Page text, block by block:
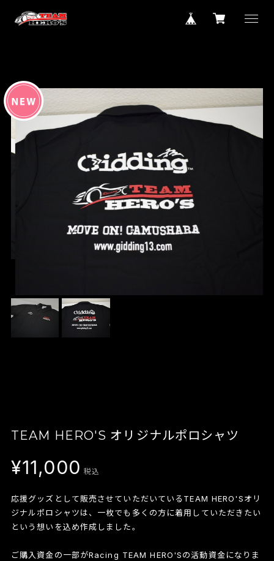
TEAM HERO'S オリジナルポロシャツ
¥11,000 税込
応援グッズとして販売させていただいているTEAM HERO'Sオリ
ジナルポロシャツは、一枚でも多くの方に着用していただきたい
という想いを込め作成しました。
ご購入資金の一部がRacing TEAM HERO'Sの活動資金になりま